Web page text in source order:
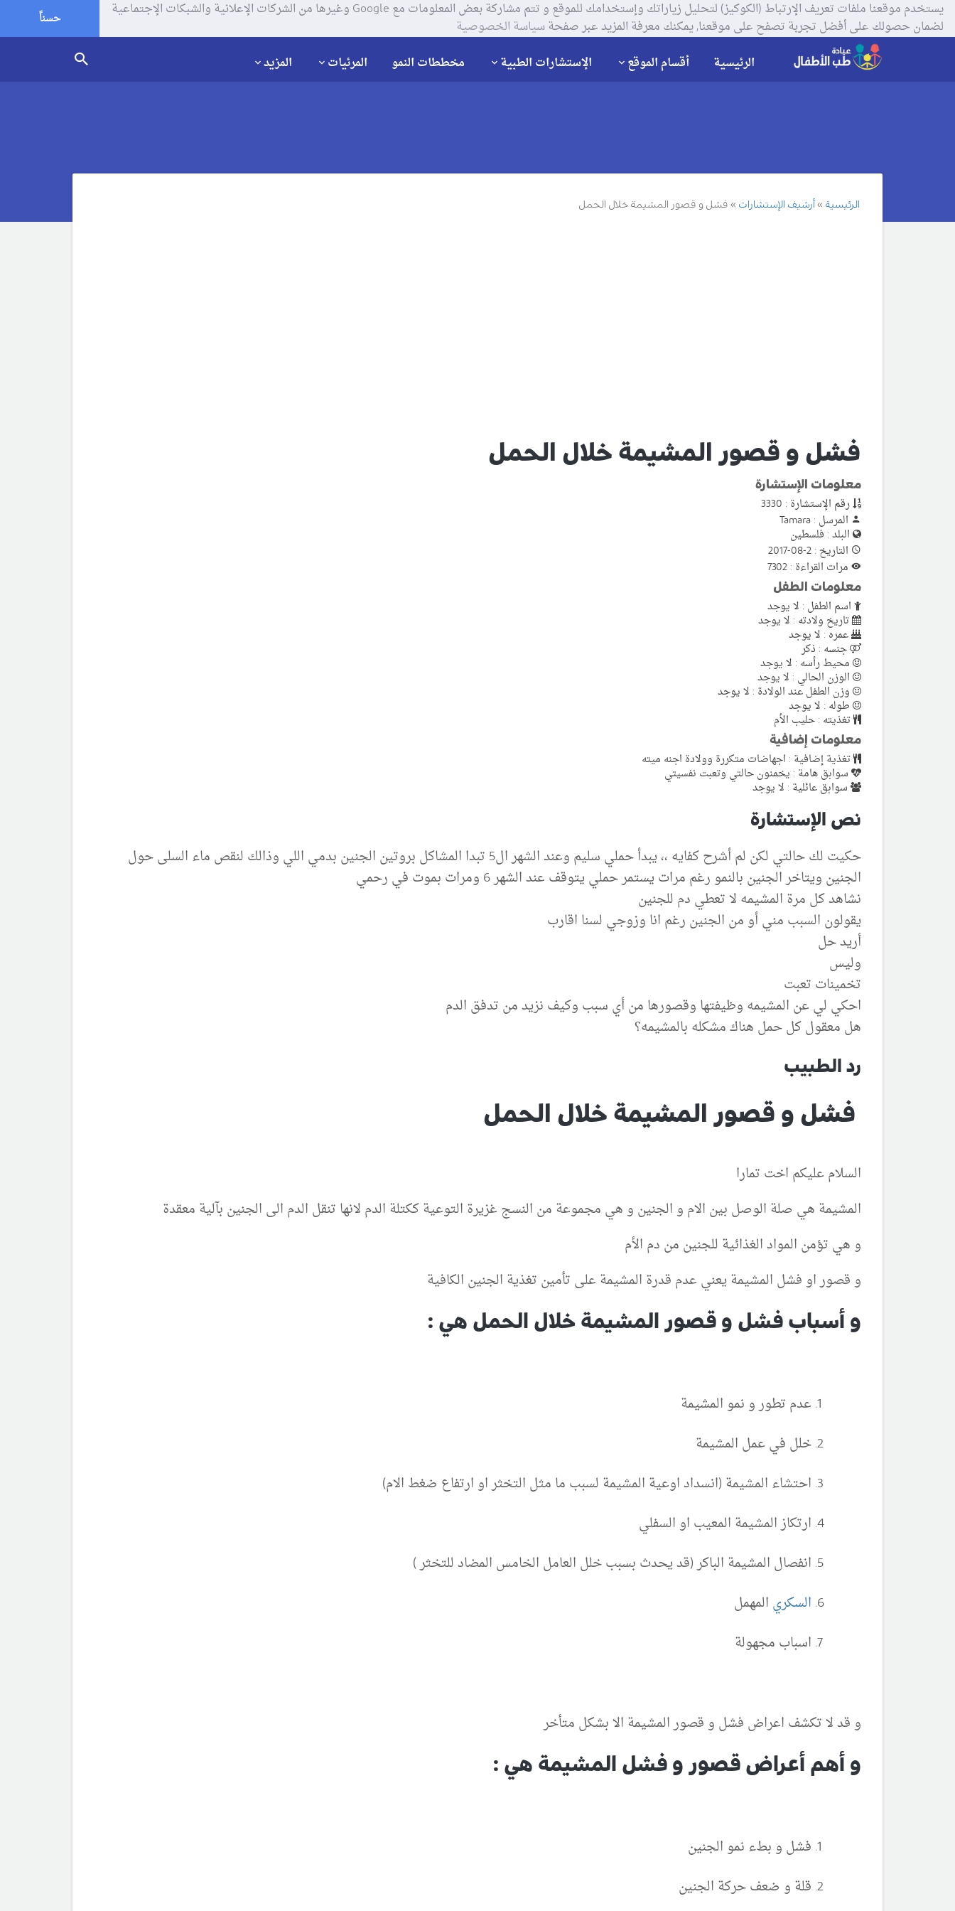
يستخدم موقعنا ملفات تعريف الإرتباط (الكوكيز) لتحليل زياراتك وإستخدامك للموقع و تتم مشاركة بعض المعلومات مع Google وغيرها من الشركات الإعلانية والشبكات الإجتماعية
لضمان حصولك على أفضل تجربة تصفح على موقعنا, يمكنك معرفة المزيد عبر صفحةسياسة الخصوصية حسناً
الرئيسية أقسام الموقع الإستشارات الطبية مخططات النمو المرئيات المزيد
الرئيسية أرشيف الإستشارات فشل و قصور المشيمة خلال الحمل
فشل و قصور المشيمة خلال الحمل
معلومات الإستشارة
رقم الإستشارة : 3330
المرسل : Tamara
البلد : فلسطين
التاريخ : 2-08-2017
مرات القراءة : 7302
معلومات الطفل
اسم الطفل : لا يوجد
تاريخ ولادته : لا يوجد
عمره : لا يوجد
جنسه : ذكر
محيط رأسه : لا يوجد
الوزن الحالي : لا يوجد
وزن الطفل عند الولادة : لا يوجد
طوله : لا يوجد
تغذيته : حليب الأم
معلومات إضافية
تغذية إضافية : اجهاضات متكررة وولادة اجنه ميته
سوابق هامة : يخمنون حالتي وتعبت نفسيتي
سوابق عائلية : لا يوجد
نص الإستشارة
حكيت لك حالتي لكن لم أشرح كفايه ،، يبدأ حملي سليم وعند الشهر ال5 تبدا المشاكل بروتين الجنين بدمي اللي وذالك لنقص ماء السلى حول
الجنين ويتاخر الجنين بالنمو رغم مرات يستمر حملي يتوقف عند الشهر 6 ومرات بموت في رحمي
نشاهد كل مرة المشيمه لا تعطي دم للجنين
يقولون السبب مني أو من الجنين رغم انا وزوجي لسنا اقارب
أريد حل
وليس
تخمينات تعبت
احكي لي عن المشيمه وظيفتها وقصورها من أي سبب وكيف نزيد من تدفق الدم
هل معقول كل حمل هناك مشكله بالمشيمه؟
رد الطبيب
فشل و قصور المشيمة خلال الحمل
السلام عليكم اخت تمارا
المشيمة هي صلة الوصل بين الام و الجنين و هي مجموعة من النسج غزيرة التوعية ككتلة الدم لانها تنقل الدم الى الجنين بآلية معقدة
و هي تؤمن المواد الغذائية للجنين من دم الأم
و قصور او فشل المشيمة يعني عدم قدرة المشيمة على تأمين تغذية الجنين الكافية
و أسباب فشل و قصور المشيمة خلال الحمل هي :
عدم تطور و نمو المشيمة
خلل في عمل المشيمة
احتشاء المشيمة (انسداد اوعية المشيمة لسبب ما مثل التخثر او ارتفاع ضغط الام)
ارتكاز المشيمة المعيب او السفلي
انفصال المشيمة الباكر (قد يحدث بسبب خلل العامل الخامس المضاد للتخثر )
السكري المهمل
اسباب مجهولة
و قد لا تكشف اعراض فشل و قصور المشيمة الا بشكل متأخر
و أهم أعراض قصور و فشل المشيمة هي :
فشل و بطء نمو الجنين
قلة و ضعف حركة الجنين